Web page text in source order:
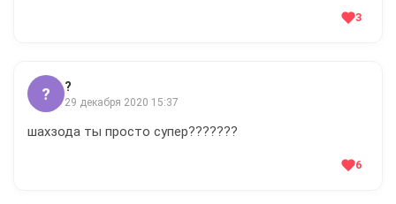
3
? ?
29 декабря 2020 15:37
шахзода ты просто супер???????
6